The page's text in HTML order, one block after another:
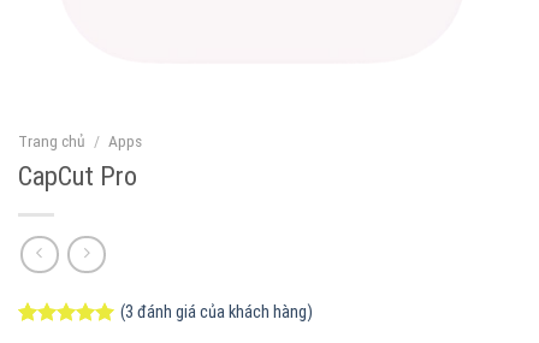
Trang chủ / Apps
CapCut Pro
(3 đánh giá của khách hàng)